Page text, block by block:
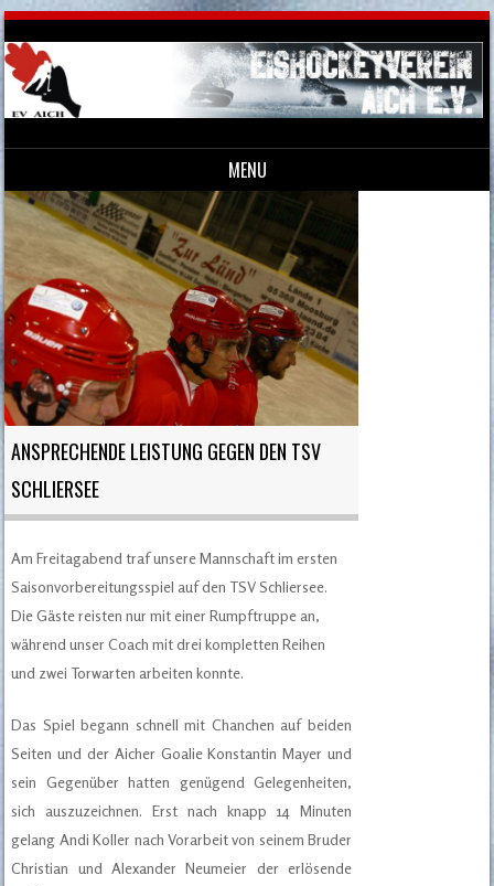
MENU
Skip to content
ANSPRECHENDE LEISTUNG GEGEN DEN TSV
SCHLIERSEE
Am Freitagabend traf unsere Mannschaft im ersten
Saisonvorbereitungsspiel auf den TSV Schliersee.
Die Gäste reisten nur mit einer Rumpftruppe an,
während unser Coach mit drei kompletten Reihen
und zwei Torwarten arbeiten konnte.
Das Spiel begann schnell mit Chanchen auf beiden
Seiten und der Aicher Goalie Konstantin Mayer und
sein Gegenüber hatten genügend Gelegenheiten,
sich auszuzeichnen. Erst nach knapp 14 Minuten
gelang Andi Koller nach Vorarbeit von seinem Bruder
Christian und Alexander Neumeier der erlösende